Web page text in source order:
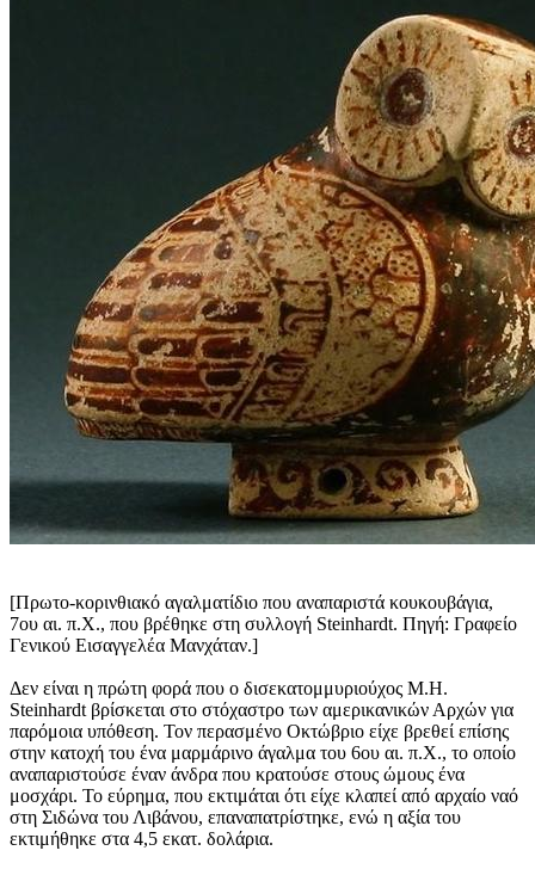
[Πρωτο-κορινθιακό αγαλματίδιο που αναπαριστά κουκουβάγια,
7ου αι. π.Χ., που βρέθηκε στη συλλογή Steinhardt. Πηγή: Γραφείο
Γενικού Εισαγγελέα Μανχάταν.]
Δεν είναι η πρώτη φορά που ο δισεκατομμυριούχος M.H.
Steinhardt βρίσκεται στο στόχαστρο των αμερικανικών Αρχών για
παρόμοια υπόθεση. Τον περασμένο Οκτώβριο είχε βρεθεί επίσης
στην κατοχή του ένα μαρμάρινο άγαλμα του 6ου αι. π.Χ., το οποίο
αναπαριστούσε έναν άνδρα που κρατούσε στους ώμους ένα
μοσχάρι. Το εύρημα, που εκτιμάται ότι είχε κλαπεί από αρχαίο ναό
στη Σιδώνα του Λιβάνου, επαναπατρίστηκε, ενώ η αξία του
εκτιμήθηκε στα 4,5 εκατ. δολάρια.